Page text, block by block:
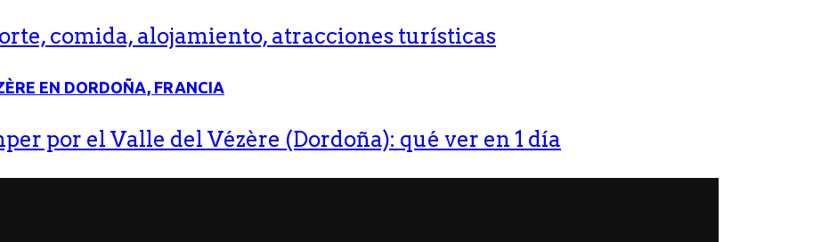
comida, alojamiento, atracciones turísticas
por el Valle del Vézère (Dordoña): qué ver en 1 día